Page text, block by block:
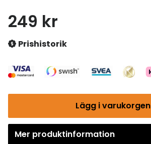
249 kr
Prishistorik
Lägg i varukorgen
Gå till kassan
Mer produktinformation